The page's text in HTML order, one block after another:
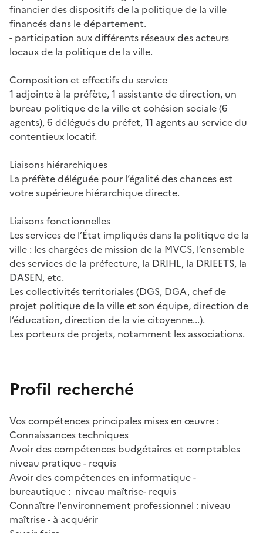
financier des dispositifs de la politique de la ville
financés dans le département.
- participation aux différents réseaux des acteurs
locaux de la politique de la ville.
Composition et effectifs du service
1 adjointe à la préfète, 1 assistante de direction, un
bureau politique de la ville et cohésion sociale (6
agents), 6 délégués du préfet, 11 agents au service du
contentieux locatif.
Liaisons hiérarchiques
La préfète déléguée pour l’égalité des chances est
votre supérieure hiérarchique directe.
Liaisons fonctionnelles
Les services de l’État impliqués dans la politique de la
ville : les chargées de mission de la MVCS, l’ensemble
des services de la préfecture, la DRIHL, la DRIEETS, la
DASEN, etc.
Les collectivités territoriales (DGS, DGA, chef de
projet politique de la ville et son équipe, direction de
l’éducation, direction de la vie citoyenne...).
Les porteurs de projets, notamment les associations.
Profil recherché
Vos compétences principales mises en œuvre :
Connaissances techniques
Avoir des compétences budgétaires et comptables
niveau pratique - requis
Avoir des compétences en informatique -
bureautique : niveau maîtrise- requis
Connaître l'environnement professionnel : niveau
maîtrise - à acquérir